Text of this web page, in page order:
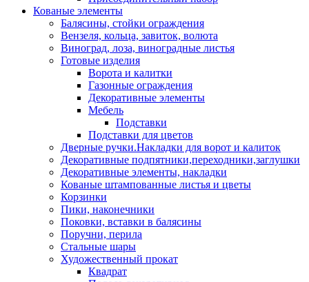
Кованые элементы
Балясины, стойки ограждения
Вензеля, кольца, завиток, волюта
Виноград, лоза, виноградные листья
Готовые изделия
Ворота и калитки
Газонные ограждения
Декоративные элементы
Мебель
Подставки
Подставки для цветов
Дверные ручки.Накладки для ворот и калиток
Декоративные подпятники,переходники,заглушки
Декоративные элементы, накладки
Кованые штампованные листья и цветы
Корзинки
Пики, наконечники
Поковки, вставки в балясины
Поручни, перила
Стальные шары
Художественный прокат
Квадрат